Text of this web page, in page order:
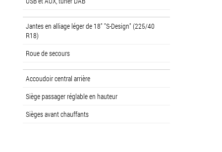
Jantes en alliage léger de 18" "S-Design" (225/40
R18)
Roue de secours
Accoudoir central arrière
Siège passager réglable en hauteur
Sièges avant chauffants